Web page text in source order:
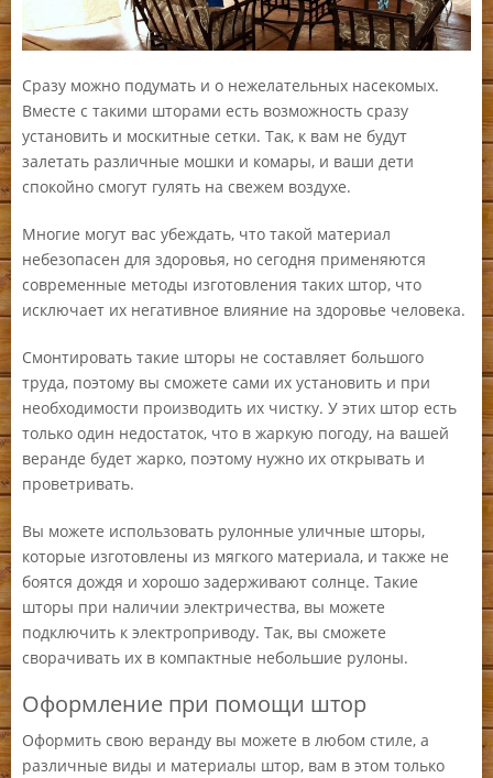
Сразу можно подумать и о нежелательных насекомых.
Вместе с такими шторами есть возможность сразу
установить и москитные сетки. Так, к вам не будут
залетать различные мошки и комары, и ваши дети
спокойно смогут гулять на свежем воздухе.
Многие могут вас убеждать, что такой материал
небезопасен для здоровья, но сегодня применяются
современные методы изготовления таких штор, что
исключает их негативное влияние на здоровье человека.
Смонтировать такие шторы не составляет большого
труда, поэтому вы сможете сами их установить и при
необходимости производить их чистку. У этих штор есть
только один недостаток, что в жаркую погоду, на вашей
веранде будет жарко, поэтому нужно их открывать и
проветривать.
Вы можете использовать рулонные уличные шторы,
которые изготовлены из мягкого материала, и также не
боятся дождя и хорошо задерживают солнце. Такие
шторы при наличии электричества, вы можете
подключить к электроприводу. Так, вы сможете
сворачивать их в компактные небольшие рулоны.
Оформление при помощи штор
Оформить свою веранду вы можете в любом стиле, а
различные виды и материалы штор, вам в этом только